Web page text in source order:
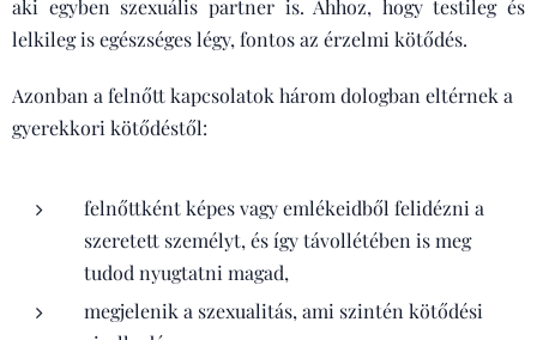
aki egyben szexuális partner is. Ahhoz, hogy testileg és
lelkileg is egészséges légy, fontos az érzelmi kötődés.
Azonban a felnőtt kapcsolatok három dologban eltérnek a
gyerekkori kötődéstől:
felnőttként képes vagy emlékeidből felidézni a
szeretett személyt, és így távollétében is meg
tudod nyugtatni magad,
megjelenik a szexualitás, ami szintén kötődési